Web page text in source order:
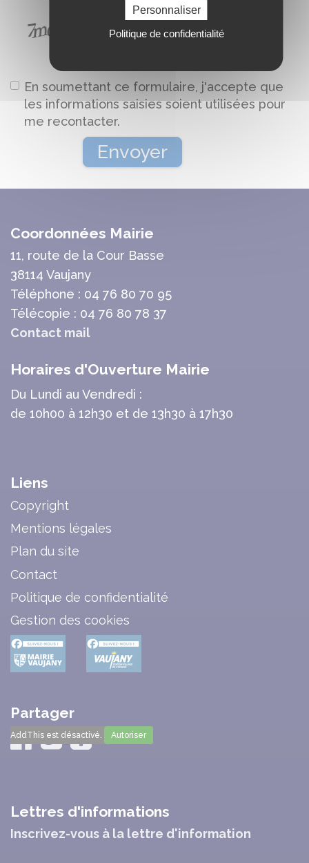
En soumettant ce formulaire, j'accepte que
les informations saisies soient utilisées pour
me recontacter.
Coordonnées Mairie
11, route de la Cour Basse
38114 Vaujany
Téléphone : 04 76 80 70 95
Télécopie : 04 76 80 78 37
Contact mail
Horaires d'Ouverture Mairie
Du Lundi au Vendredi :
de 10h00 à 12h30 et de 13h30 à 17h30
Liens
Copyright
Mentions légales
Plan du site
Contact
Politique de confidentialité
Gestion des cookies
Partager
AddThis est désactivé. Autoriser
Lettres d'informations
Inscrivez-vous à la lettre d'information
Personnaliser
Politique de confidentialité